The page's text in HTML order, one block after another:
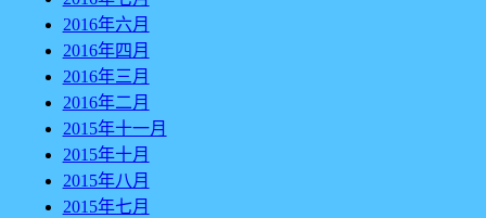
2016年六月
2016年四月
2016年三月
2016年二月
2015年十一月
2015年十月
2015年八月
2015年七月